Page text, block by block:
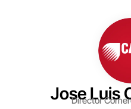
Jose Luis
Director